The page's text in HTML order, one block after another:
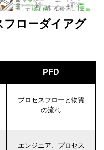
フローダイアグ
PFD
プロセスフローと物質
の流れ
エンジニア、プロセス